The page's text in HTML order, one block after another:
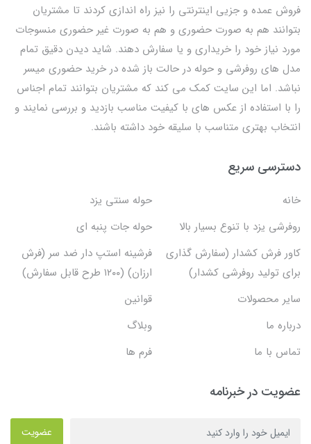
فروش عمده و جزیی اینترنتی را نیز راه اندازی کردند تا مشتریان
بتوانند هم به صورت حضوری و هم به صورت غیر حضوری منسوجات
مورد نیاز خود را خریداری و یا سفارش دهند. شاید دیدن دقیق تمام
مدل های روفرشی و حوله در حالت باز شده در خرید حضوری میسر
نباشد. اما این سایت کمک می کند که مشتریان بتوانند تمام اجناس
را با استفاده از عکس های با کیفیت مناسب بازدید و بررسی نمایند و
انتخاب بهتری متناسب با سلیقه خود داشته باشند.
دسترسی سریع
خانه
حوله سنتی یزد
روفرشی یزد با تنوع بسیار بالا
حوله جات پنبه ای
کاور فرش کشدار (سفارش گذاری
برای تولید روفرشی کشدار)
فرشینه استپ دار ضد سر (فرش
ارزان) (۱۲۰۰ طرح قابل سفارش)
سایر محصولات
قوانین
درباره ما
وبلاگ
تماس با ما
فرم ها
عضویت در خبرنامه
عضویت